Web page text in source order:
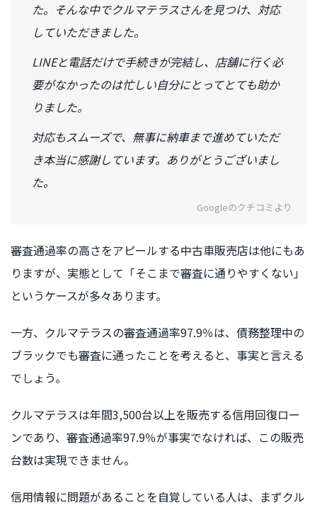
た。そんな中でクルマテラスさんを見つけ、対応
していただきました。
LINEと電話だけで手続きが完結し、店舗に行く必
要がなかったのは忙しい自分にとってとても助か
りました。
対応もスムーズで、無事に納車まで進めていただ
き本当に感謝しています。ありがとうございまし
た。
Googleのクチコミより
審査通過率の高さをアピールする中古車販売店は他にもあ
りますが、実態として「そこまで審査に通りやすくない」
というケースが多々あります。
一方、クルマテラスの審査通過率97.9％は、債務整理中の
ブラックでも審査に通ったことを考えると、事実と言える
でしょう。
クルマテラスは年間3,500台以上を販売する信用回復ロー
ンであり、審査通過率97.9％が事実でなければ、この販売
台数は実現できません。
信用情報に問題があることを自覚している人は、まずクル